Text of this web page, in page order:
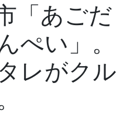
「あごだ
ぺい」。
レがクル